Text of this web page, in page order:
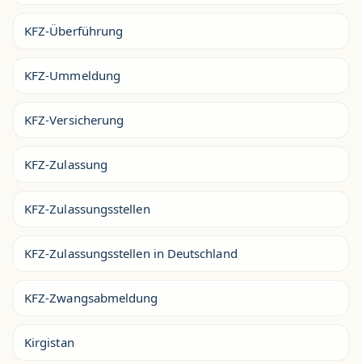
KFZ-Überführung
KFZ-Ummeldung
KFZ-Versicherung
KFZ-Zulassung
KFZ-Zulassungsstellen
KFZ-Zulassungsstellen in Deutschland
KFZ-Zwangsabmeldung
Kirgistan